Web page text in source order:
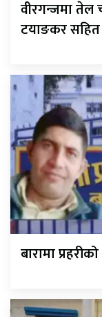
वीरगन्जमा तेल
टयाङकर सहित
बारामा